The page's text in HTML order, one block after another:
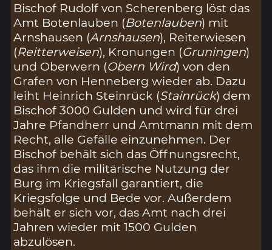
Bischof Rudolf von Scherenberg löst das
Amt Botenlauben (Botenlauben) mit
Arnshausen (Arnshausen), Reiterwiesen
(Reitterweisen), Kronungen (Gruningen)
und Oberwern (Obern Wird) von den
Grafen von Henneberg wieder ab. Dazu
leiht Heinrich Steinrück (Stainrück) dem
Bischof 3000 Gulden und wird für drei
Jahre Pfandherr und Amtmann mit dem
Recht, alle Gefälle einzunehmen. Der
Bischof behält sich das Öffnungsrecht,
das ihm die militärische Nutzung der
Burg im Kriegsfall garantiert, die
Kriegsfolge und Bede vor. Außerdem
behält er sich vor, das Amt nach drei
Jahren wieder mit 1500 Gulden
abzulösen.